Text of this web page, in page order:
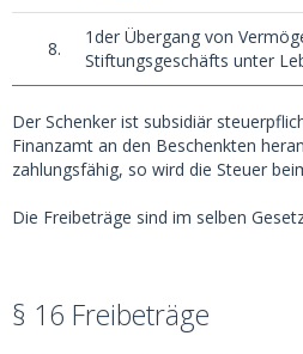
8.
1der Übergang von
Stiftungsgeschäfts unter
Der Schenker ist subsidiär
Finanzamt an den Beschenkten
zahlungsfähig, so wird die Steuer
Die Freibeträge sind im selben
§ 16 Freibeträge